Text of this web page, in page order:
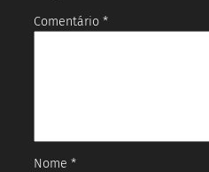
Comentário *
Nome *